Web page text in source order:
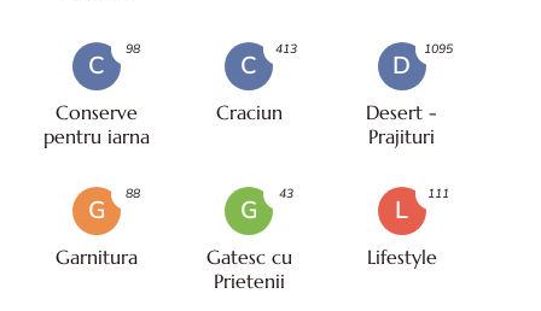
C
Conserve
pentru iarna
98
C
Craciun
413
D
Desert -
Prajituri
1095
G
Garnitura
88
G
Gatesc cu
Prietenii
43
L
Lifestyle
111